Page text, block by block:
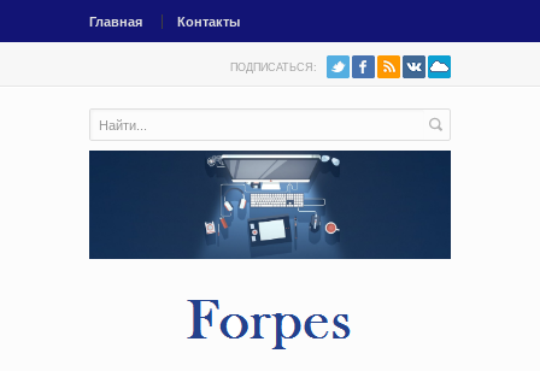
Главная Контакты
ПОДПИСАТЬСЯ: